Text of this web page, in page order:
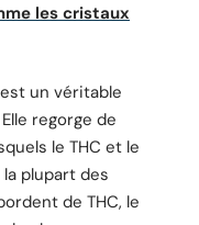
les cristaux
un véritable
regorge de
le THC et le
plupart des
de THC, le